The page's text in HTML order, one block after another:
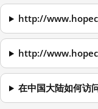
http://
http://
在中国大陆如何